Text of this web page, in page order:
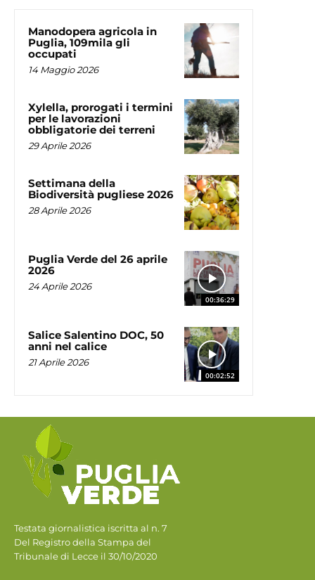
Manodopera agricola in
Puglia, 109mila gli
occupati
14 Maggio 2026
Xylella, prorogati i termini
per le lavorazioni
obbligatorie dei terreni
29 Aprile 2026
Settimana della
Biodiversità pugliese 2026
28 Aprile 2026
00:36:29
Puglia Verde del 26 aprile
2026
24 Aprile 2026
00:02:52
Salice Salentino DOC, 50
anni nel calice
21 Aprile 2026
Testata giornalistica iscritta al n. 7
Del Registro della Stampa del
Tribunale di Lecce il 30/10/2020